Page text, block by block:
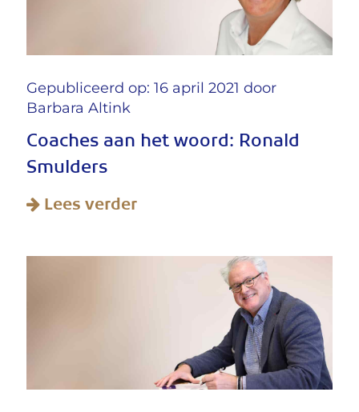
Gepubliceerd op: 16 april 2021 door
Barbara Altink
Coaches aan het woord: Ronald
Smulders
Lees verder